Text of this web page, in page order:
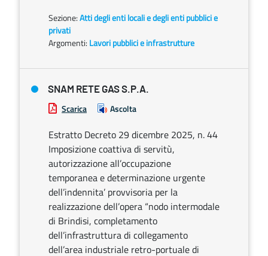
Sezione:Atti degli enti locali e degli enti pubblici e
privati
Argomenti: Lavori pubblici e infrastrutture
SNAM RETE GAS S.P.A.
Scarica Ascolta
Estratto Decreto 29 dicembre 2025, n. 44
Imposizione coattiva di servitù,
autorizzazione all’occupazione
temporanea e determinazione urgente
dell’indennita’ provvisoria per la
realizzazione dell’opera “nodo intermodale
di Brindisi, completamento
dell’infrastruttura di collegamento
dell’area industriale retro-portuale di